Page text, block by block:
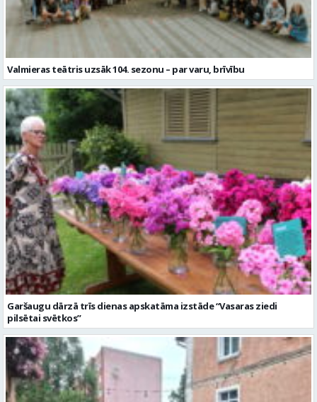
Garšaugu dārzā trīs dienas apskatāma izstāde “Vasaras ziedi
pilsētai svētkos”